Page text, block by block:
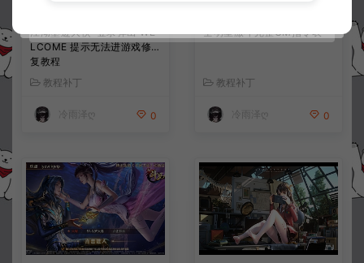
江湖墨迹大侠-登录弹出 WE
LCOME 提示无法进游戏修
复教程
教程补丁
冷雨泽ღ 0
全明星激斗完整GM指令表
教程补丁
冷雨泽ღ 0